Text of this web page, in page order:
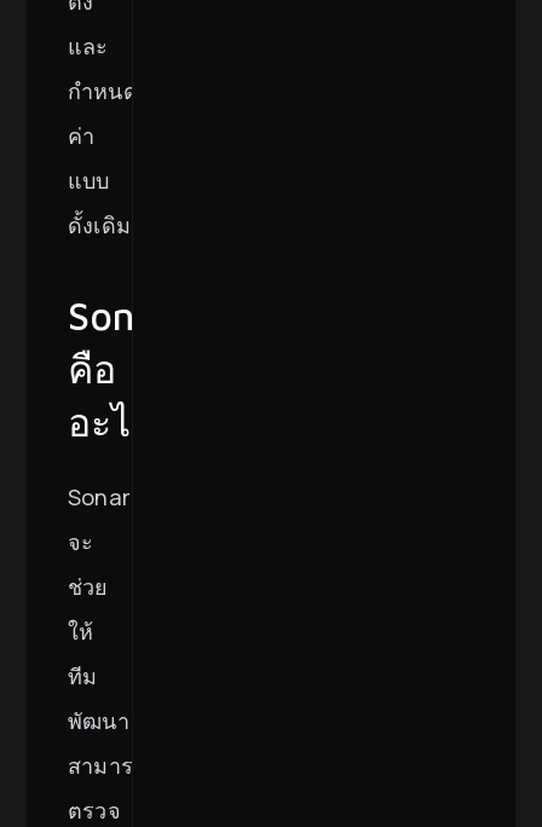
และ
กำหนด
ค่า
แบบ
ดั้งเดิม
SonarQube
คือ
อะไร?
SonarQube
จะ
ช่วย
ให้
ทีม
พัฒนา
สามารถ
ตรวจ